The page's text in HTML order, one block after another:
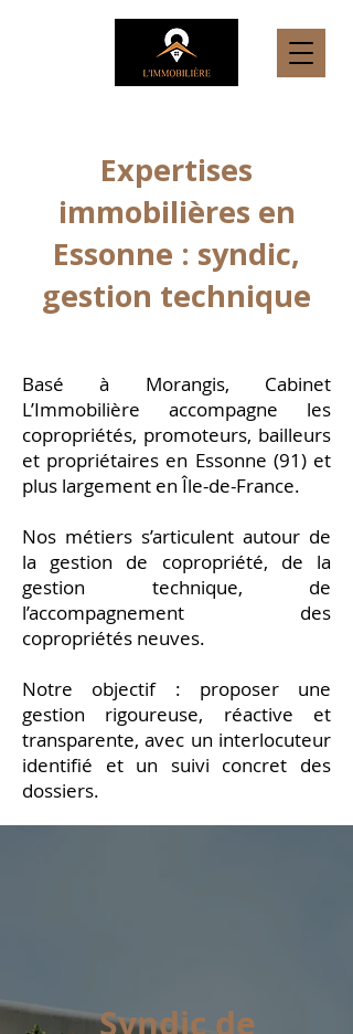
Expertises
immobilières en
Essonne : syndic,
gestion technique
Basé à Morangis, Cabinet
L’Immobilière accompagne les
copropriétés, promoteurs, bailleurs
et propriétaires en Essonne (91) et
plus largement en Île-de-France.
Nos métiers s’articulent autour de
la gestion de copropriété, de la
gestion technique, de
l’accompagnement des
copropriétés neuves.
Notre objectif : proposer une
gestion rigoureuse, réactive et
transparente, avec un interlocuteur
identifié et un suivi concret des
dossiers.
Syndic de